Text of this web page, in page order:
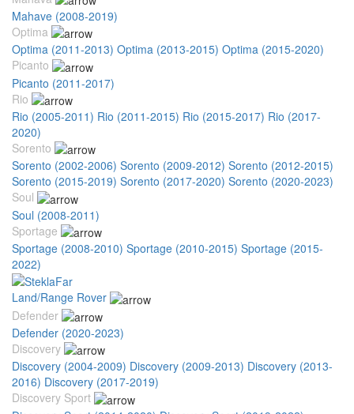
Mahave (2008-2019)
Optima
Optima (2011-2013) Optima (2013-2015) Optima (2015-2020)
Picanto
Picanto (2011-2017)
Rio
Rio (2005-2011) Rio (2011-2015) Rio (2015-2017) Rio (2017-
2020)
Sorento
Sorento (2002-2006) Sorento (2009-2012) Sorento (2012-2015)
Sorento (2015-2019) Sorento (2017-2020) Sorento (2020-2023)
Soul
Soul (2008-2011)
Sportage
Sportage (2008-2010) Sportage (2010-2015) Sportage (2015-
2022)
Land/Range Rover
Defender
Defender (2020-2023)
Discovery
Discovery (2004-2009) Discovery (2009-2013) Discovery (2013-
2016) Discovery (2017-2019)
Discovery Sport